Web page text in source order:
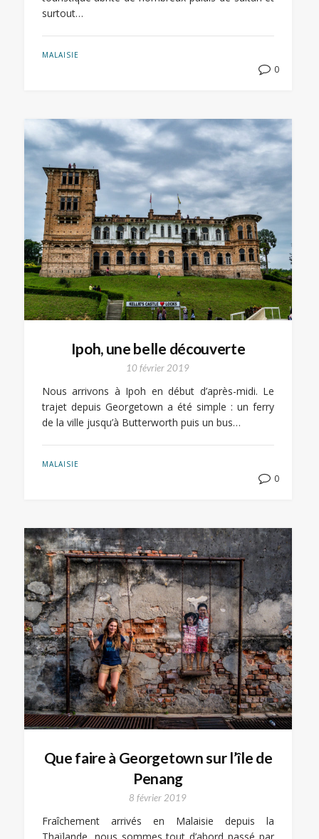
surtout…
MALAISIE
0
Ipoh, une belle découverte
10 février 2019
Nous arrivons à Ipoh en début d’après-midi. Le
trajet depuis Georgetown a été simple : un ferry
de la ville jusqu’à Butterworth puis un bus…
MALAISIE
0
Que faire à Georgetown sur l’île de
Penang
8 février 2019
Fraîchement arrivés en Malaisie depuis la